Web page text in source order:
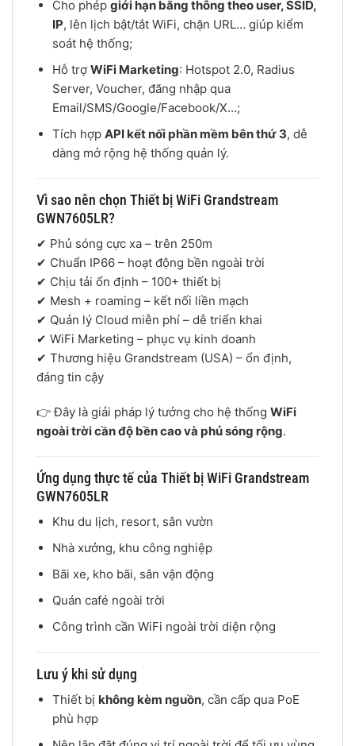
Cho phép giới hạn băng thông theo user, SSID,
IP, lên lịch bật/tắt WiFi, chặn URL… giúp kiểm
soát hệ thống;
Hỗ trợ WiFi Marketing: Hotspot 2.0, Radius
Server, Voucher, đăng nhập qua
Email/SMS/Google/Facebook/X…;
Tích hợp API kết nối phần mềm bên thứ 3, dễ
dàng mở rộng hệ thống quản lý.
Vì sao nên chọn Thiết bị WiFi Grandstream
GWN7605LR?
✔ Phủ sóng cực xa – trên 250m
✔ Chuẩn IP66 – hoạt động bền ngoài trời
✔ Chịu tải ổn định – 100+ thiết bị
✔ Mesh + roaming – kết nối liền mạch
✔ Quản lý Cloud miễn phí – dễ triển khai
✔ WiFi Marketing – phục vụ kinh doanh
✔ Thương hiệu Grandstream (USA) – ổn định,
đáng tin cậy
👉 Đây là giải pháp lý tưởng cho hệ thống WiFi
ngoài trời cần độ bền cao và phủ sóng rộng.
Ứng dụng thực tế của Thiết bị WiFi Grandstream
GWN7605LR
Khu du lịch, resort, sân vườn
Nhà xưởng, khu công nghiệp
Bãi xe, kho bãi, sân vận động
Quán café ngoài trời
Công trình cần WiFi ngoài trời diện rộng
Lưu ý khi sử dụng
Thiết bị không kèm nguồn, cần cấp qua PoE
phù hợp